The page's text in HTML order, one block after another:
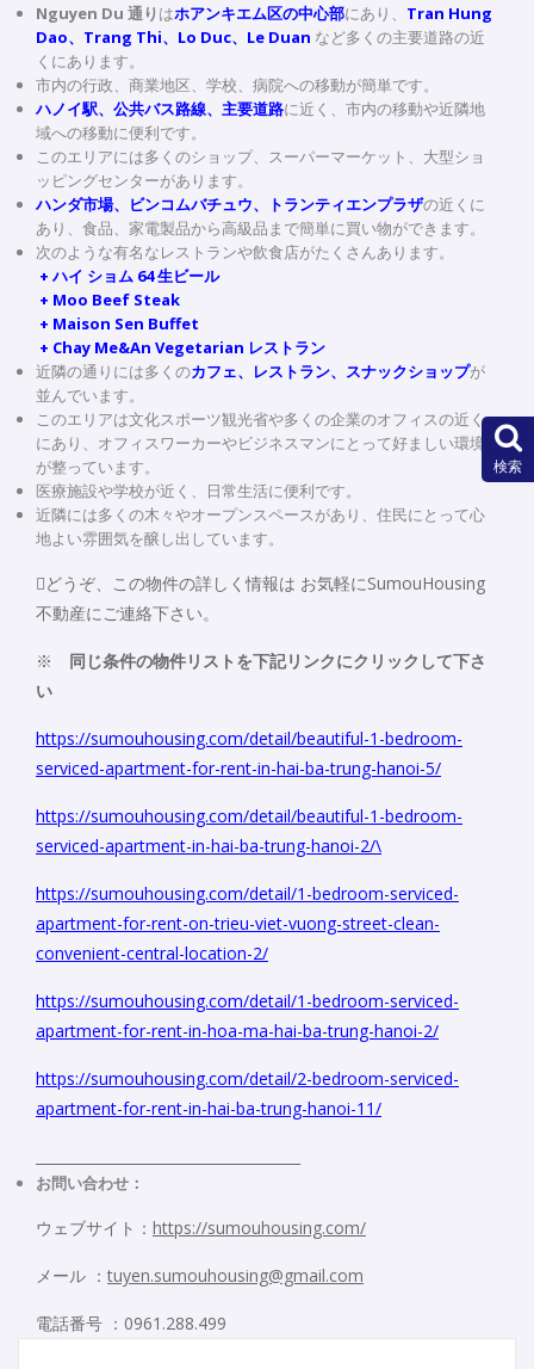
Nguyen Du 通りはホアンキエム区の中心部にあり、 Tran Hung
Dao、Trang Thi、Lo Duc、Le Duan など多くの主要道路の近
くにあります。
市内の行政、商業地区、学校、病院への移動が簡単です。
ハノイ駅、公共バス路線、主要道路に近く、市内の移動や近隣地
域への移動に便利です。
このエリアには多くのショップ、スーパーマーケット、大型ショ
ッピングセンターがあります。
ハンダ市場、ビンコムバチュウ、トランティエンプラザの近くに
あり、食品、家電製品から高級品まで簡単に買い物ができます。
次のような有名なレストランや飲食店がたくさんあります。
+ ハイ ショム 64 生ビール
+ Moo Beef Steak
+ Maison Sen Buffet
+ Chay Me&An Vegetarian レストラン
近隣の通りには多くのカフェ、レストラン、スナックショップが
並んでいます。
このエリアは文化スポーツ観光省や多くの企業のオフィスの近く
にあり、オフィスワーカーやビジネスマンにとって好ましい環境
が整っています。
医療施設や学校が近く、日常生活に便利です。
近隣には多くの木々やオープンスペースがあり、住民にとって心
地よい雰囲気を醸し出しています。
どうぞ、この物件の詳しく情報は お気軽にSumouHousing
不動産にご連絡下さい。
※ 同じ条件の物件リストを下記リンクにクリックして下さ
い
https://sumouhousing.com/detail/beautiful-1-bedroom-
serviced-apartment-for-rent-in-hai-ba-trung-hanoi-5/
https://sumouhousing.com/detail/beautiful-1-bedroom-
serviced-apartment-in-hai-ba-trung-hanoi-2/\
https://sumouhousing.com/detail/1-bedroom-serviced-
apartment-for-rent-on-trieu-viet-vuong-street-clean-
convenient-central-location-2/
https://sumouhousing.com/detail/1-bedroom-serviced-
apartment-for-rent-in-hoa-ma-hai-ba-trung-hanoi-2/
https://sumouhousing.com/detail/2-bedroom-serviced-
apartment-for-rent-in-hai-ba-trung-hanoi-11/
お問い合わせ：
ウェブサイト： https://sumouhousing.com/
メール ： tuyen.sumouhousing@gmail.com
電話番号 ：0961.288.499
検索